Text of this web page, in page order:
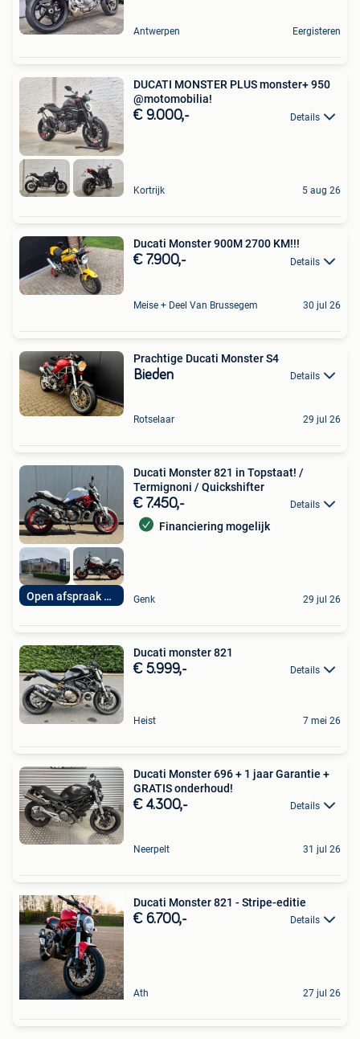
Antwerpen Eergisteren
DUCATI MONSTER PLUS monster+ 950
@motomobilia!
€ 9.000,- Details
Kortrijk 5 aug 26
Ducati Monster 900M 2700 KM!!!
€ 7.900,- Details
Meise + Deel Van Brussegem 30 jul 26
Prachtige Ducati Monster S4
Bieden Details
Rotselaar 29 jul 26
Open afspraak 7op7
Ducati Monster 821 in Topstaat! /
Termignoni / Quickshifter
€ 7.450,- Details
Financiering mogelijk
Genk 29 jul 26
Ducati monster 821
€ 5.999,- Details
Heist 7 mei 26
Ducati Monster 696 + 1 jaar Garantie +
GRATIS onderhoud!
€ 4.300,- Details
Neerpelt 31 jul 26
Ducati Monster 821 - Stripe-editie
€ 6.700,- Details
Ath 27 jul 26